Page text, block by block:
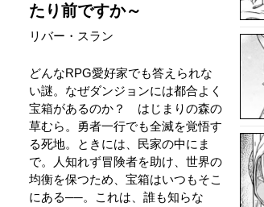
たり前ですか～
リバー・スラン
どんなRPG愛好家でも答えられな
い謎。なぜダンジョンには都合よく
宝箱があるのか？ はじまりの森の
草むら。勇者一行でも全滅を覚悟す
る死地。ときには、民家の中にま
で。人知れず冒険者を助け、世界の
均衡を保つため、宝箱はいつもそこ
にある──。これは、誰も知らな